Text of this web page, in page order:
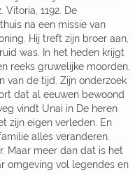
1192. De
na een missie van
Hij treft zijn broer aan,
was. In het heden krijgt
reeks gruwelijke moorden,
van de tijd. Zijn onderzoek
dat al eeuwen bewoond
vindt Unai in De heren
zijn eigen verleden. En
alles veranderen.
Maar meer dan dat is het
omgeving vol legendes en